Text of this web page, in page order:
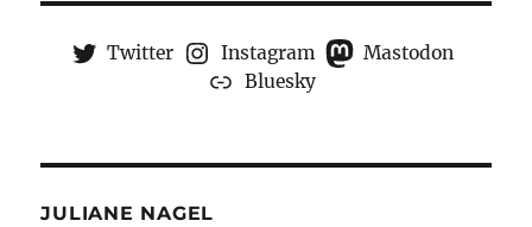
Twitter Instagram
Mastodon
Bluesky
JULIANE NAGEL